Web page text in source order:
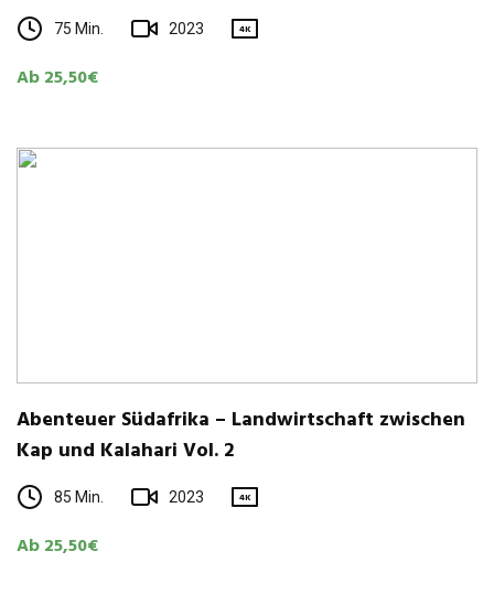
75 Min. 2023 4K
Ab 25,50€
Aben­teuer Süd­afrika – Land­wirt­schaft zwi­schen
Kap und Kala­hari Vol. 2
85 Min. 2023 4K
Ab 25,50€